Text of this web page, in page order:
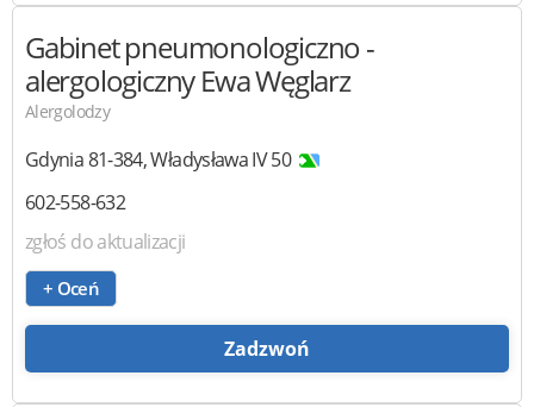
Gabinet pneumonologiczno -
alergologiczny Ewa Węglarz
Alergolodzy
Gdynia81-384,Władysława IV 50
602-558-632
zgłoś do aktualizacji
+ Oceń
Zadzwoń